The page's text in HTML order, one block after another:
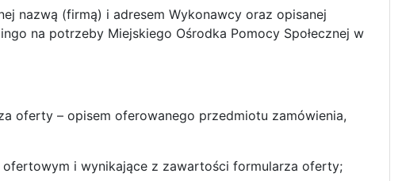
nazwą (firmą) i adresem Wykonawcy oraz opisanej
na potrzeby Miejskiego Ośrodka Pomocy Społecznej w
oferty – opisem oferowanego przedmiotu zamówienia,
i wynikające z zawartości formularza oferty;